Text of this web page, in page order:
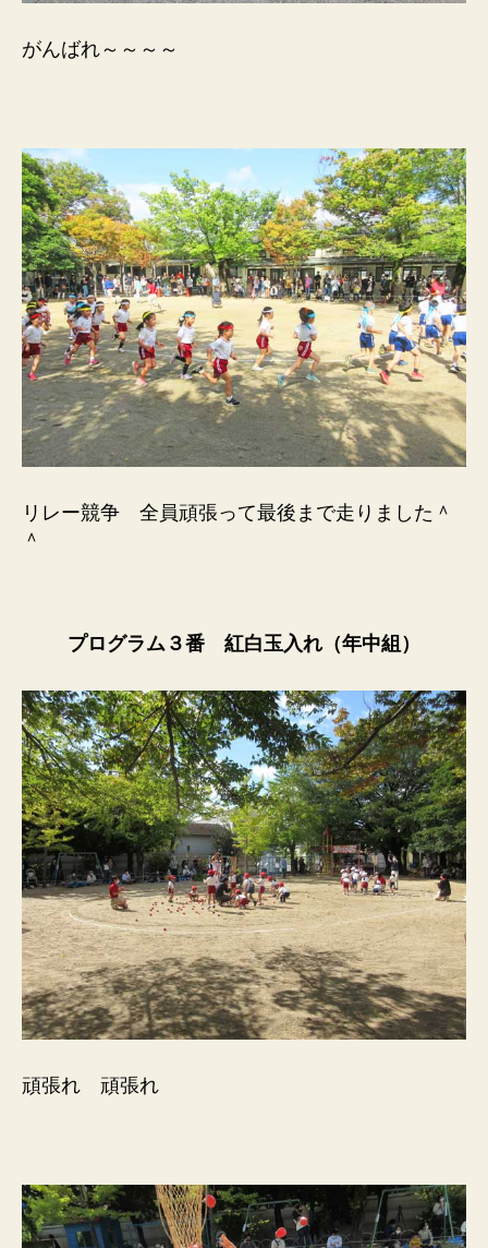
がんばれ～～～～
リレー競争 全員頑張って最後まで走りました＾
＾
プログラム３番 紅白玉入れ（年中組）
頑張れ 頑張れ